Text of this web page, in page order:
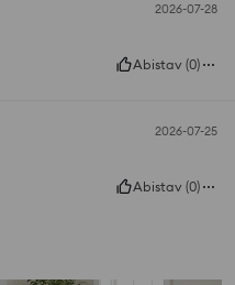
2026-07-28
Abistav (0)
2026-07-25
Abistav (0)